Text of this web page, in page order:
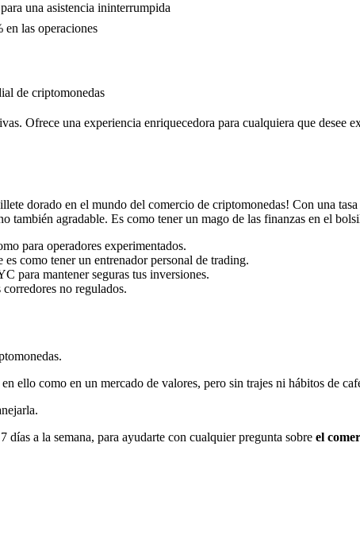
una asistencia ininterrumpida
en las operaciones
de criptomonedas
Ofrece una experiencia enriquecedora para cualquiera que desee
dorado en el mundo del comercio de criptomonedas! Con una
también agradable. Es como tener un mago de las finanzas en el
para operadores experimentados.
como tener un entrenador personal de trading.
para mantener seguras tus inversiones.
no regulados.
ello como en un mercado de valores, pero sin trajes ni hábitos de
a la semana, para ayudarte con cualquier pregunta sobre el